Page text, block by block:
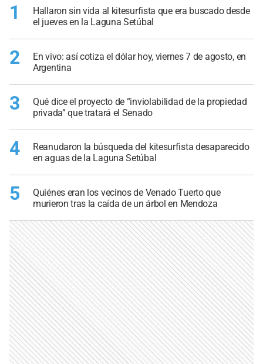
1
Hallaron sin vida al kitesurfista que era buscado desde
el jueves en la Laguna Setúbal
2
En vivo: así cotiza el dólar hoy, viernes 7 de agosto, en
Argentina
3
Qué dice el proyecto de “inviolabilidad de la propiedad
privada” que tratará el Senado
4
Reanudaron la búsqueda del kitesurfista desaparecido
en aguas de la Laguna Setúbal
5
Quiénes eran los vecinos de Venado Tuerto que
murieron tras la caída de un árbol en Mendoza